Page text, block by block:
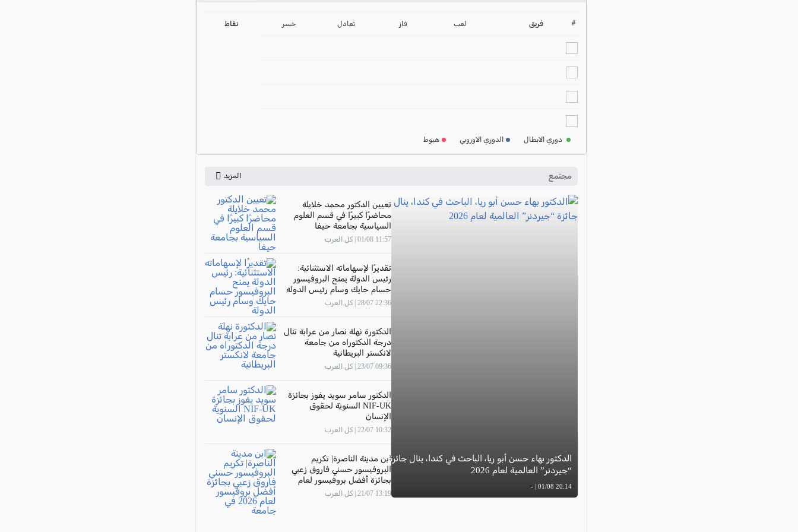
2024-2025
ترتيب الدوري الايطالي
# فريق لعب فاز تعادل خسر نقاط
دوري الابطال الدوري الاوروبي هبوط
مجتمع المزيد
الدكتور بهاء حسن أبو ريا، الباحث في كندا، ينال جائزة
“جيردنر” العالمية لعام 2026
20:14 01/08 | -
تعيين الدكتور محمد خلايلة
محاضرًا كبيرًا في قسم العلوم
السياسية بجامعة حيفا
11:57 01/08 | كل العرب
تقديرًا لإسهاماته الاستثنائية:
رئيس الدولة يمنح البروفيسور
حسام حايك وسام رئيس الدولة
22:36 28/07 | كل العرب
الدكتورة نهلة نصار من عرابة تنال
درجة الدكتوراه من جامعة
لانكستر البريطانية
09:36 23/07 | كل العرب
الدكتور سامر سويد يفوز بجائزة
NIF-UK السنوية لحقوق
الإنسان
10:32 22/07 | كل العرب
ابن مدينة الناصرة| تكريم
البروفيسور حسني فاروق زعبي
بجائزة أفضل بروفيسور لعام
2026 في جامعة "The New
13:19 21/07 | كل العرب